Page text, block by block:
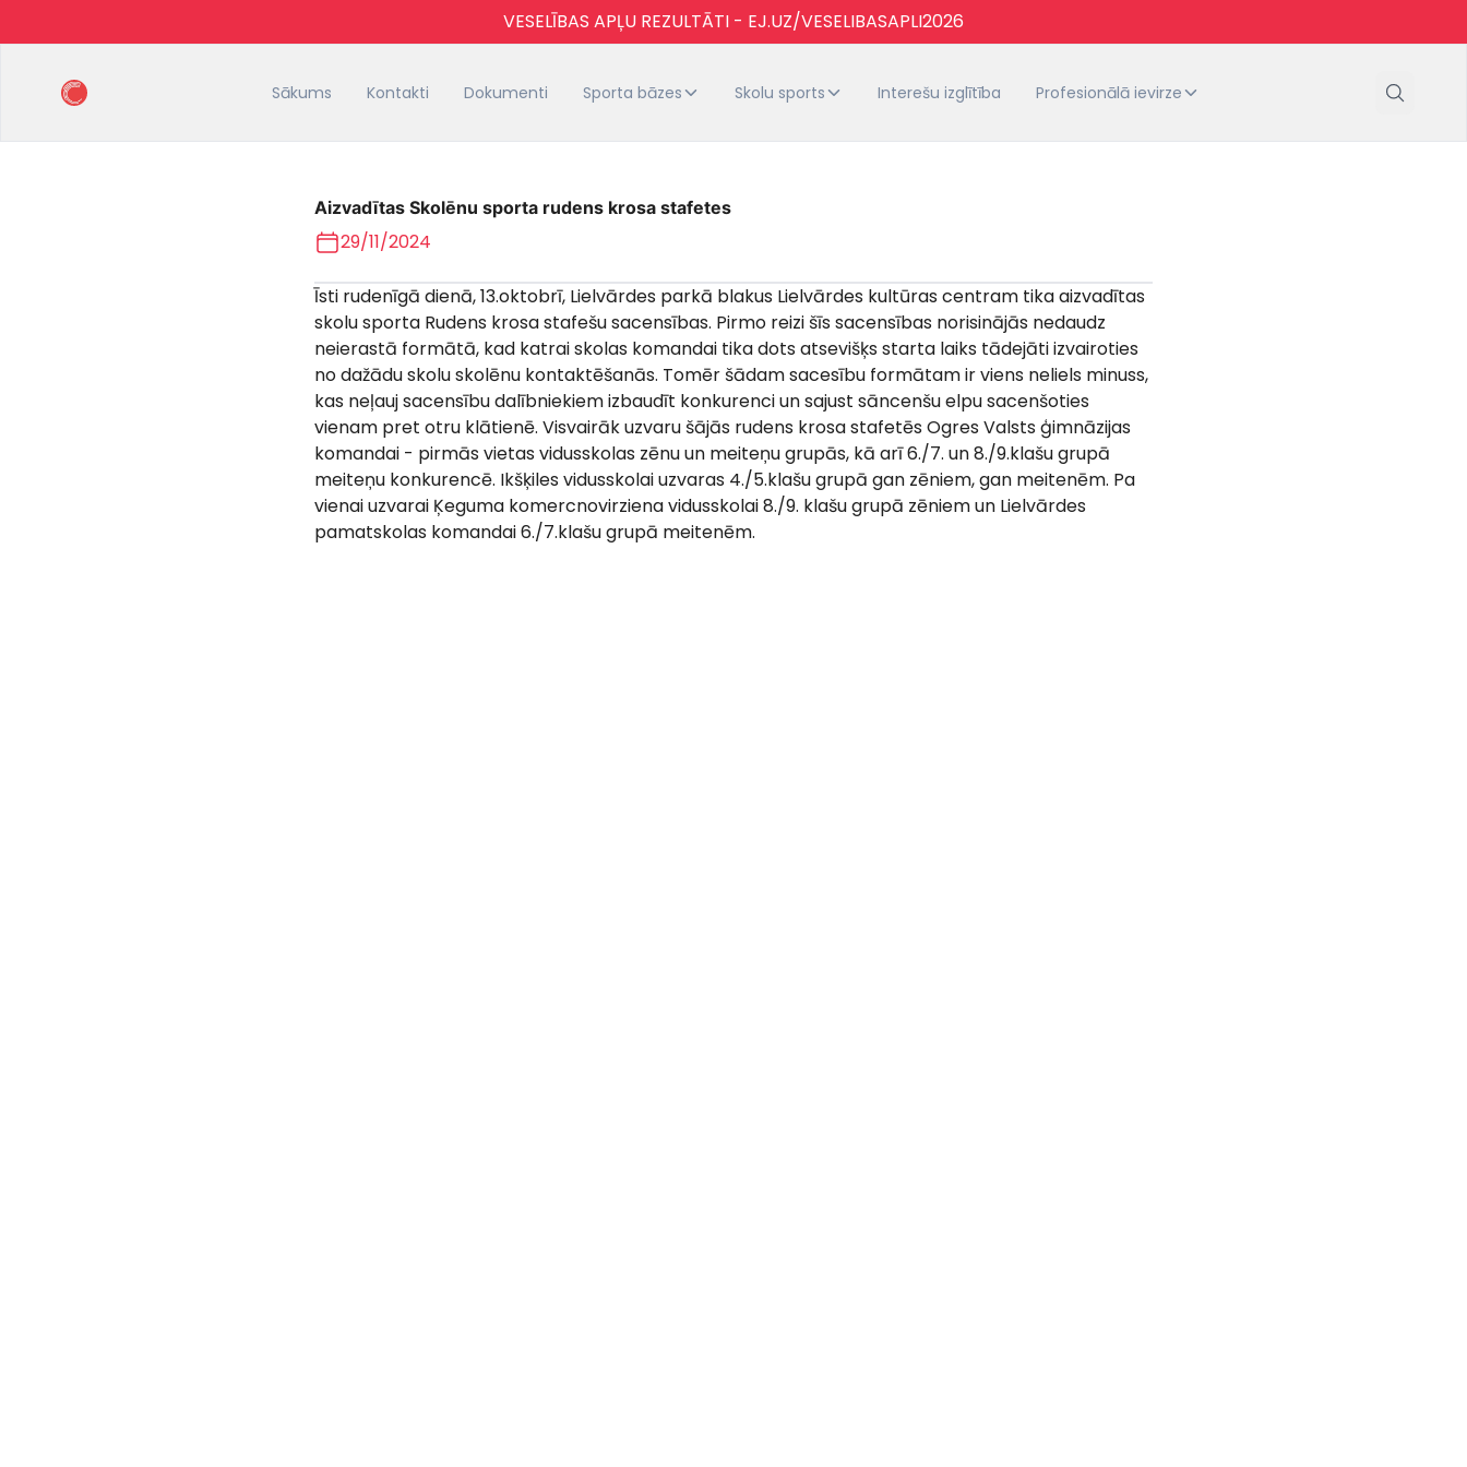
VESELĪBAS APĻU REZULTĀTI - EJ.UZ/VESELIBASAPLI2026
Sākums Kontakti Dokumenti Sporta bāzes Skolu sports Interešu izglītība Profesionālā ievirze
Aizvadītas Skolēnu sporta rudens krosa stafetes
29/11/2024
Īsti rudenīgā dienā, 13.oktobrī, Lielvārdes parkā blakus Lielvārdes kultūras centram tika aizvadītas
skolu sporta Rudens krosa stafešu sacensības. Pirmo reizi šīs sacensības norisinājās nedaudz
neierastā formātā, kad katrai skolas komandai tika dots atsevišķs starta laiks tādejāti izvairoties
no dažādu skolu skolēnu kontaktēšanās. Tomēr šādam sacesību formātam ir viens neliels minuss,
kas neļauj sacensību dalībniekiem izbaudīt konkurenci un sajust sāncenšu elpu sacenšoties
vienam pret otru klātienē. Visvairāk uzvaru šājās rudens krosa stafetēs Ogres Valsts ģimnāzijas
komandai - pirmās vietas vidusskolas zēnu un meiteņu grupās, kā arī 6./7. un 8./9.klašu grupā
meiteņu konkurencē. Ikšķiles vidusskolai uzvaras 4./5.klašu grupā gan zēniem, gan meitenēm. Pa
vienai uzvarai Ķeguma komercnovirziena vidusskolai 8./9. klašu grupā zēniem un Lielvārdes
pamatskolas komandai 6./7.klašu grupā meitenēm.